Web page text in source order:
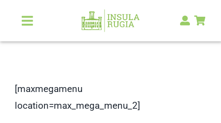
Inhalt
springen
Toggle
Navigation
[maxmegamenu
location=max_mega_menu_2]